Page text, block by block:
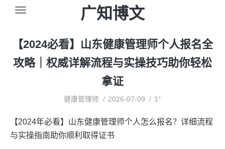
广知博文
【2024必看】山东健康管理师个人报名全
攻略｜权威详解流程与实操技巧助你轻松
拿证
健康管理师 2026-07-09 1°
【2024年必看】山东健康管理师个人怎么报名？详细流程
与实操指南助你顺利取得证书